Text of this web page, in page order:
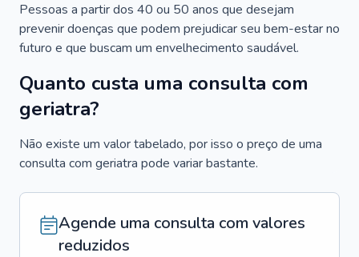
Pessoas a partir dos 40 ou 50 anos que desejam
prevenir doenças que podem prejudicar seu bem-estar no
futuro e que buscam um envelhecimento saudável.
Quanto custa uma consulta com
geriatra?
Não existe um valor tabelado, por isso o preço de uma
consulta com geriatra pode variar bastante.
Agende uma consulta com valores
reduzidos